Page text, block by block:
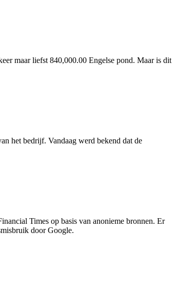
maar liefst 840,000.00 Engelse pond. Maar is dit
het bedrijf. Vandaag werd bekend dat de
Times op basis van anonieme bronnen. Er
door Google.